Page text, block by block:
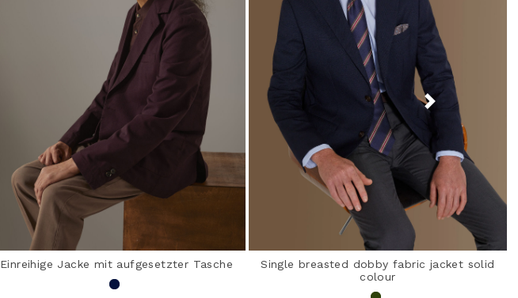
Einreihige Jacke mit aufgesetzter Tasche
Single breasted dobby fabric jacket solid
colour